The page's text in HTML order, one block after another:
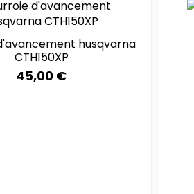
husqvarna
CTH150XP
45,00 €